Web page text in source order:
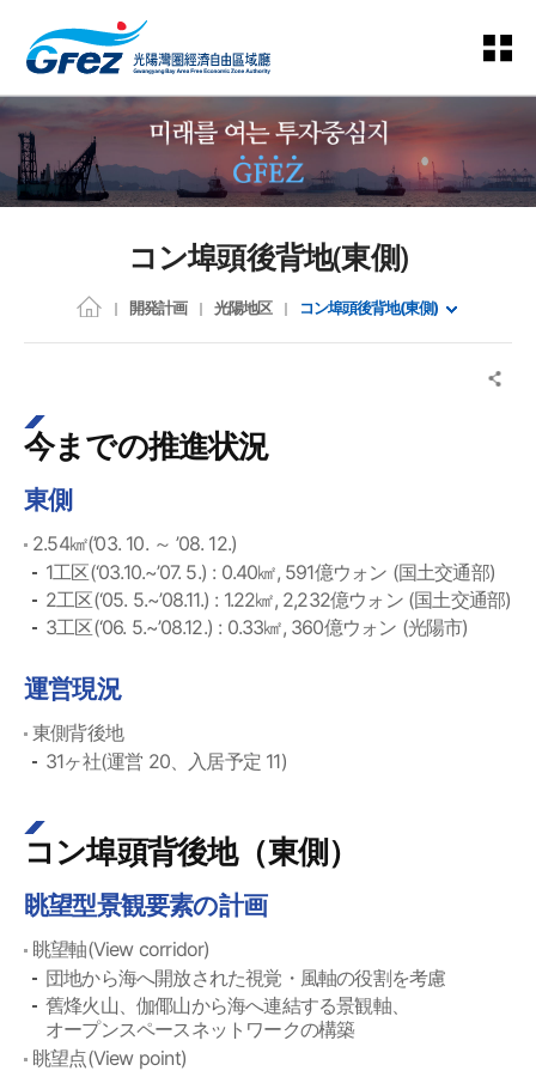
コン埠頭後背地(東側)
開発計画 光陽地区 コン埠頭後背地(東側)
今までの推進状況
東側
2.54㎢(’03. 10. ～ ’08. 12.)
1工区(‘03.10.~’07. 5.) : 0.40㎢, 591億ウォン (国土交通部)
2工区(‘05. 5.~’08.11.) : 1.22㎢, 2,232億ウォン (国土交通部)
3工区(‘06. 5.~’08.12.) : 0.33㎢, 360億ウォン (光陽市)
運営現況
東側背後地
31ヶ社(運営 20、入居予定 11)
コン埠頭背後地（東側）
眺望型景観要素の計画
眺望軸(View corridor)
団地から海へ開放された視覚・風軸の役割を考慮
舊烽火山、伽倻山から海へ連結する景観軸、
オープンスペースネットワークの構築
眺望点(View point)